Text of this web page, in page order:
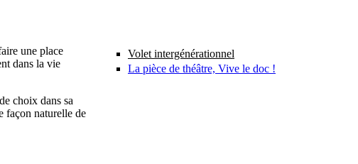
une place
dans la vie
choix dans sa
façon naturelle de
Volet intergénérationnel
La pièce de théâtre, Vive le doc !